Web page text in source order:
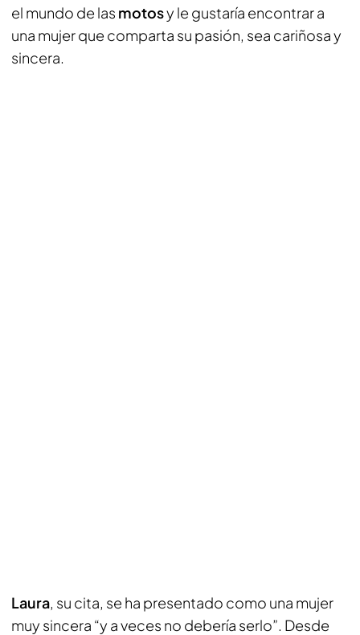
el mundo de las motosy le gustaría encontrar a
una mujer que comparta su pasión, sea cariñosa y
sincera.
Laura, su cita, se ha presentado como una mujer
muy sincera “y a veces no debería serlo”. Desde